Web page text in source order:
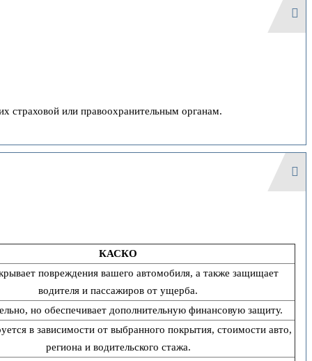
страховой или правоохранительным органам.
КАСКО
повреждения вашего автомобиля, а также защищает
водителя и пассажиров от ущерба.
но обеспечивает дополнительную финансовую защиту.
в зависимости от выбранного покрытия, стоимости авто,
региона и водительского стажа.